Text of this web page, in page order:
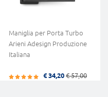
Maniglia per Porta Turbo
Arieni Adesign Produzione
Italiana
€ 34,20 € 57,00